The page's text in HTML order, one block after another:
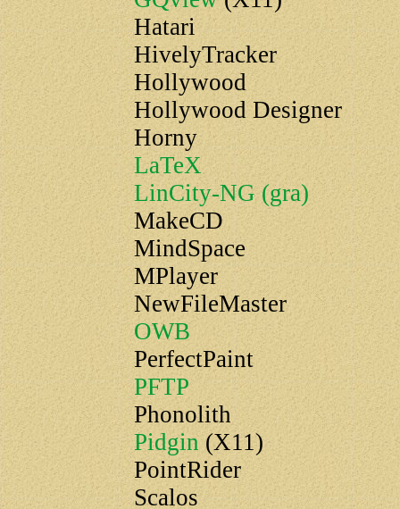
Hatari
HivelyTracker
Hollywood
Hollywood Designer
Horny
LaTeX
LinCity-NG (gra)
MakeCD
MindSpace
MPlayer
NewFileMaster
OWB
PerfectPaint
PFTP
Phonolith
Pidgin(X11)
PointRider
Scalos